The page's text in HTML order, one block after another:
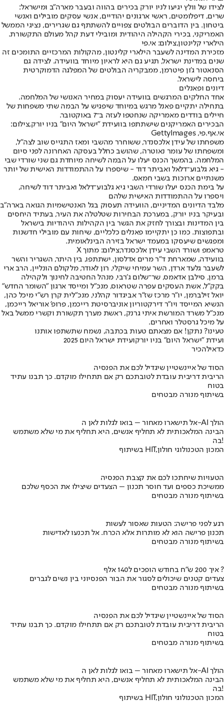
לצידו של וולץ יגיעו לניו יורק בכירים בהווה ובעבר מארה"ב ומישראל:
שרים, דיפלומטים, ראשי ארגונים יהודיים, אנשי עסקים מובילים ואנשי
ביטחון. בין הדוברים הבולטים צפויים להשתתף גם שגרירים, נציגי הממשל
האמריקני, בכירי הקהילה היהודית ומובילי דעת קהל מעולם התקשורת.
הילארי קלינטון,צילום: אי.פי
מזכירת המדינה לשעבר הילארי קלינטון, מהקולות המרכזיים התומכים זה
שנים במדינת ישראל, תגיע גם היא לראיון מיוחד בוועידה. לצידה גם
הסנאטור ג'ון פיטרמן, ממבקריה הבולטים של המפלגה הדמוקרטית
ביחסה לישראל.
דיונים ופאנלים
אחד החלקים המרגשים בוועידה יעסוק במחיר האנושי של המלחמה.
בתחילה יתקיים פאנל מרגש במיוחד שיפגיש על הבמה שתי משפחות של
חיילים בודדים מאמריקה שנחטפו לעזה ב־7 באוקטובר.
הבכירים האמריקנים שישתתפו בוועידת "ישראל היום" בניו יורק,צילום:
אי.אף.פי, GettyImages
משפחתו של עידן אלכסנדר, ששוחרר מהשבי ומאז התגייס שוב לצה"ל,
ומשפחתו של עומר נאוטרה, שהושב כחלל בעסקה האחרונה לפני סיום
המלחמה. בהמשך הכנס יעלו על הבמה לשיחה מיוחדת גם שני שורדי שבי
- גיא גלבוע־דלאל ואביתר דוד - שיספרו על ההתמודדות האישית של יותר
משנתיים ארוכות בשבי חמאס.
על בימת הכנס יעלו שורדי השבי גיא גלבוע־דלאל ואביתר דוד לשיחה,
ויספרו על ההתמודדות האישית שלהם
מלבד הדיונים המדיניים, הוועידה תעסוק בגל האנטישמיות הגואה בארה"ב
ובעיקר בניו יורק, במערכת הבחירות שטלטלה את העיר, בעתיד היחסים
בין המדינות ובצורך לחזק את הגשר בין הקהילות היהודיות בישראל
ובתפוצות. כמו כן יתקיימו פאנלים כלכליים, שיחות עם מובילי חדשנות
ומפגשים שיעסקו במעמד ישראל בזירה הבינלאומית.
טראמפ ושורד השבי עידן אלכסנדר,צילום: מתוך X
בוועידה, שמארחת ד"ר מרים אדלסון, ישתתפו, בין היתר, השגריר והשר
לשעבר גלעד ארדן, השר עמיחי שיקלי, רון לאודר, מלקולם הונליין, הרב ארי
ברמן, סילבן אדאמס, שר־שלום ג׳רבי, מנהל החטיבה לחינוך ולקהילה
בקק"ל, אשת העסקים עפרה שטראוס, מנכ"ל ומייסד ארגון "השומר החדש"
יואל זילברמן, יו"ר מרכז שז"ר אביגדור קהלני, מנכ"לית קרן רש"י מיכל כהן,
הנשיא המייסד ויו"ר דירקטוריון אוניברסיטת רייכמן, פרופ' אוריאל רייכמן,
מנכ"ל משרד המורשת איתי גרנק, ראשת מערך תקשורת וקשרי ממשל באל
על מיכל גרסטלר ואחרים.
טעינו? נתקן! אם מצאתם טעות בכתבה, נשמח שתשתפו אותנו
ועידת "ישראל היום" בניו יורקועידת ישראל היום 2025
כדאילהכיר
הסוד של איינשטיין שיגדיל לכם את הפנסיה
הריבית דריבית עובדת לטובתכם רק אם תתחילו מוקדם. כך תבנו עתיד
בטוח
בשיתוף מנורה מבטחים
אל תישארו מאחור – בואו לגלות לאן ה-AI הולך
הבינה המלאכותית לא תחליף אנשים, היא תחליף את מי שלא משתמש
בה!
בשיתוף HIT,המכון הטכנולוגי חולון
הטעויות שיחתכו לכם את קצבת הפנסיה
ממשיכת כספים ועד חוסר תכנון – הצעדים שיצילו את הכסף שלכם
בשיתוף מנורה מבטחים
רגע לפני פרישה: הטעות שאסור לעשות
תכנון פרישה הוא לא מותרות אלא הכרח. אל תכנעו לאדישות
בשיתוף מנורה מבטחים
איך 200 ש"ח בחודש הופכים ל140 אלף ?
צעדים קטנים שיכולים לסגור את הבור הפנסיוני בין נשים לגברים
בשיתוף מנורה מבטחים
הסוד של איינשטיין שיגדיל לכם את הפנסיה
הריבית דריבית עובדת לטובתכם רק אם תתחילו מוקדם. כך תבנו עתיד
בטוח
בשיתוף מנורה מבטחים
אל תישארו מאחור – בואו לגלות לאן ה-AI הולך
הבינה המלאכותית לא תחליף אנשים, היא תחליף את מי שלא משתמש
בה!
בשיתוף HIT,המכון הטכנולוגי חולון